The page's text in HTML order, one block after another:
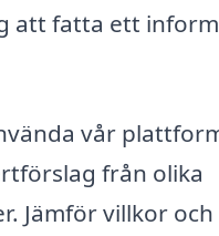
att fatta ett
vår
från olika
Jämför villkor